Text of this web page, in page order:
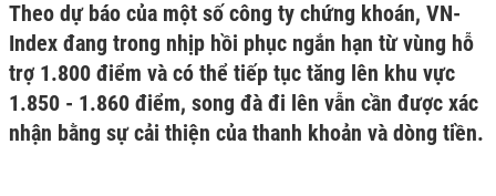
Theo dự báo của một số công ty chứng khoán, VN-
Index đang trong nhịp hồi phục ngắn hạn từ vùng hỗ
trợ 1.800 điểm và có thể tiếp tục tăng lên khu vực
1.850 - 1.860 điểm, song đà đi lên vẫn cần được xác
nhận bằng sự cải thiện của thanh khoản và dòng tiền.